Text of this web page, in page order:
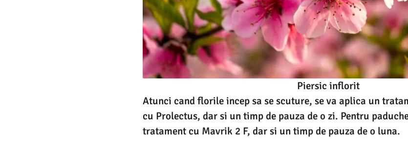
Piersic inflorit
Atunci cand florile incep sa se scuture, se va aplica un
cu Prolectus, dar si un timp de pauza de o zi. Pentru
tratament cu Mavrik 2 F, dar si un timp de pauza de o luna.